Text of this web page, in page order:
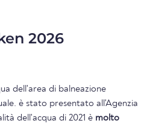
2026
dell'area di balneazione
è stato presentato all'Agenzia
dell'acqua di 2021 è molto